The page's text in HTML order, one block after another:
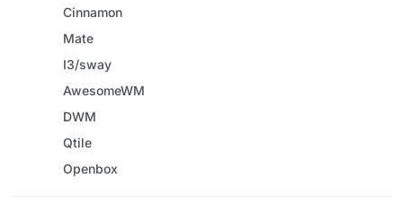
Cinnamon
Mate
I3/sway
AwesomeWM
DWM
Qtile
Openbox